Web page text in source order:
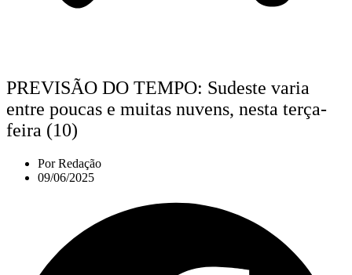
PREVISÃO DO TEMPO: Sudeste varia
entre poucas e muitas nuvens, nesta terça-
feira (10)
PorRedação
09/06/2025